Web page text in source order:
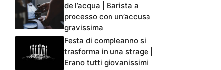
dell’acqua | Barista a
processo con un’accusa
gravissima
Festa di compleanno si
trasforma in una strage |
Erano tutti giovanissimi